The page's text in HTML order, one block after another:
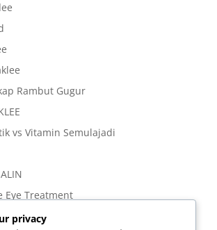
Rambut Gugur
vs Vitamin Semulajadi
Eye Treatment
SERIES
privacy